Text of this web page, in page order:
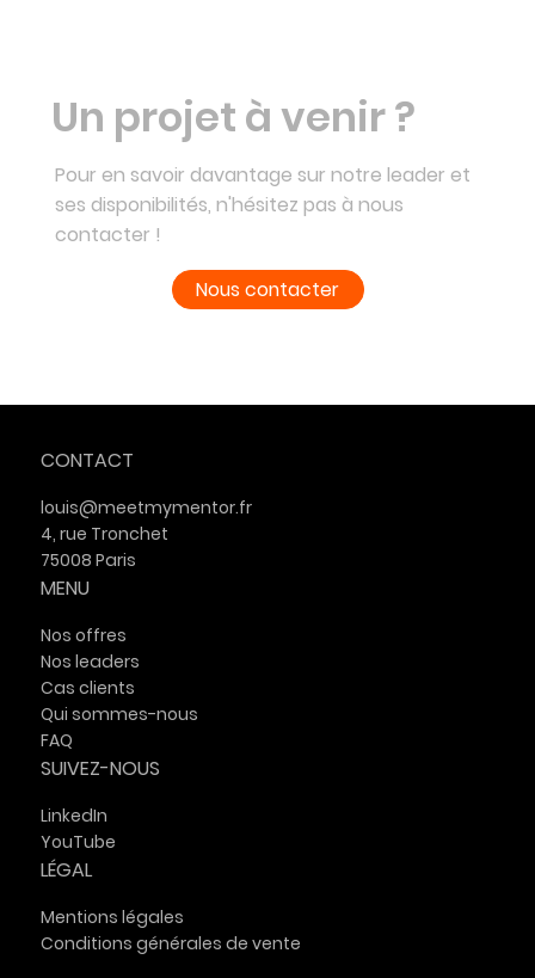
Un projet à venir ?
Pour en savoir davantage sur notre leader et
ses disponibilités, n'hésitez pas à nous
contacter !
Nous contacter
CONTACT
louis@meetmymentor.fr
4, rue Tronchet
75008 Paris
MENU
Nos offres
Nos leaders
Cas clients
Qui sommes-nous
FAQ
SUIVEZ-NOUS
LinkedIn
YouTube
LÉGAL
Mentions légales
Conditions générales de vente